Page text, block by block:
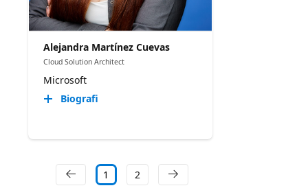
Alejandra Martínez Cuevas
Cloud Solution Architect
Microsoft
Biografi
1 2